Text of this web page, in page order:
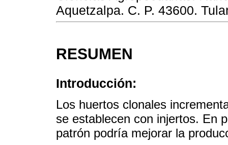
Aquetzalpa. C. P. 43600.
RESUMEN
Introducción:
Los huertos clonales
se establecen con injertos. En
patrón podría mejorar la